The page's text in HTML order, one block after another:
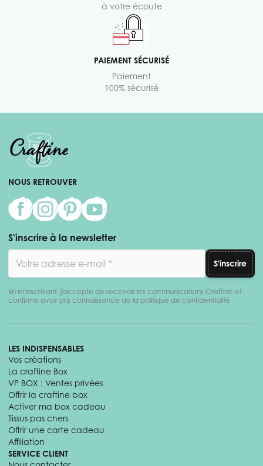
à votre écoute
PAIEMENT SÉCURISÉ
Paiement
100% sécurisé
NOUS RETROUVER
S'inscrire à la newsletter
S'inscrire
En m'inscrivant, j'accepte de recevoir les communications Craftine et
confirme avoir pris connaissance de la politique de confidentialité
LES INDISPENSABLES
Vos créations
La craftine Box
VP BOX : Ventes privées
Offrir la craftine box
Activer ma box cadeau
Tissus pas chers
Offrir une carte cadeau
Affiliation
SERVICE CLIENT